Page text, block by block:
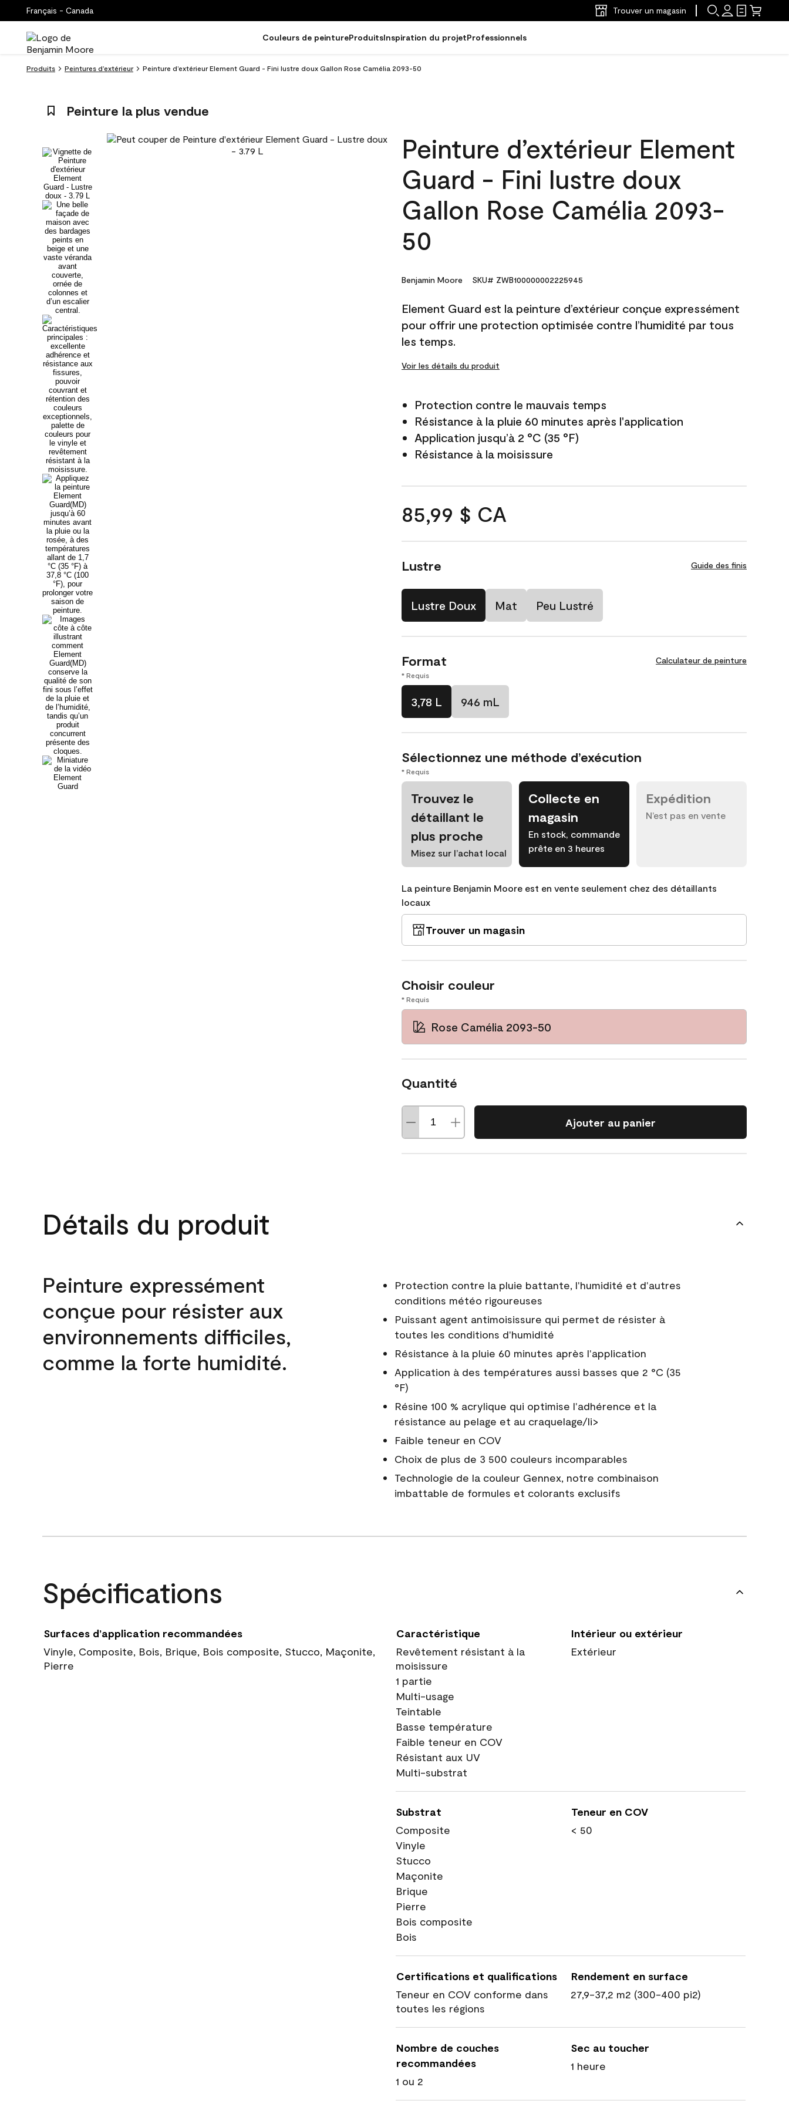
Français - Canada Trouver un magasin
Couleurs de peintureProduitsInspiration du projetProfessionnels
Produits Peintures d’extérieur Peinture d’extérieur Element Guard - Fini lustre doux Gallon Rose Camélia 2093-50
Peinture la plus vendue
Peinture d’extérieur Element
Guard - Fini lustre doux
Gallon Rose Camélia 2093-
50
Benjamin Moore SKU# ZWB100000002225945
Element Guard est la peinture d’extérieur conçue expressément
pour offrir une protection optimisée contre l’humidité par tous
les temps.
Voir les détails du produit
Protection contre le mauvais temps
Résistance à la pluie 60 minutes après l'application
Application jusqu’à 2 °C (35 °F)
Résistance à la moisissure
85,99 $ CA
Lustre Guide des finis
Lustre Doux Mat Peu Lustré
Format Calculateur de peinture
* Requis
3,78 L 946 mL
Sélectionnez une méthode d’exécution
* Requis
Trouvez le
détaillant le
plus proche
Misez sur l’achat local
Collecte en
magasin
En stock, commande
prête en 3 heures
Expédition
N’est pas en vente
La peinture Benjamin Moore est en vente seulement chez des détaillants
locaux
Trouver un magasin
Choisir couleur
* Requis
Rose Camélia 2093-50
Quantité
Ajouter au panier
Détails du produit
Peinture expressément
conçue pour résister aux
environnements difficiles,
comme la forte humidité.
Protection contre la pluie battante, l'humidité et d'autres
conditions météo rigoureuses
Puissant agent antimoisissure qui permet de résister à
toutes les conditions d'humidité
Résistance à la pluie 60 minutes après l'application
Application à des températures aussi basses que 2 °C (35
°F)
Résine 100 % acrylique qui optimise l'adhérence et la
résistance au pelage et au craquelage/li>
Faible teneur en COV
Choix de plus de 3 500 couleurs incomparables
Technologie de la couleur Gennex, notre combinaison
imbattable de formules et colorants exclusifs
Spécifications
Surfaces d’application recommandées
Vinyle, Composite, Bois, Brique, Bois composite, Stucco, Maçonite,
Pierre
Caractéristique
Revêtement résistant à la
moisissure
1 partie
Multi-usage
Teintable
Basse température
Faible teneur en COV
Résistant aux UV
Multi-substrat
Intérieur ou extérieur
Extérieur
Substrat
Composite
Vinyle
Stucco
Maçonite
Brique
Pierre
Bois composite
Bois
Teneur en COV
< 50
Certifications et qualifications
Teneur en COV conforme dans
toutes les régions
Rendement en surface
27,9-37,2 m2 (300-400 pi2)
Nombre de couches
recommandées
1 ou 2
Sec au toucher
1 heure